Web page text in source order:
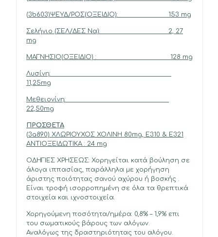
(3b603)ΨΕΥΔ/ΡΟΣ(ΟΞΕΙΔΙΟ): 153 mg
Σελήνιο (ΣΕΛ/ΔΕΣ Να): 2, 27
mg
ΜΑΓΝΗΣΙΟ(ΟΞΕΙΔΙΟ) : 128 mg
Λυσίνη:
11,25mg
Μεθειονίνη:
22,50mg
ΠΡΟΣΘΕΤΑ
(3a890) ΧΛΩΡΙΟΥΧΟΣ ΧΟΛΙΝΗ 80mg, Ε310 & Ε321
ΑΝΤΙΟΞΕΙΔΩΤΙΚΑ : 24 mg
ΟΔΗΓΙΕΣ ΧΡΗΣΕΩΣ: Χορηγείται κατά βούληση σε
άλογα ιππασίας, παράλληλα με χορήγηση
άριστης ποιότητας σανού αχύρου ή βοσκής .
Είναι τροφή ισορροπημένη σε όλα τα θρεπτικά
στοιχεία και ιχνοστοιχεία.
Χορηγούμενη ποσότητα/ημέρα: 0,8% – 1,9% επι
του σωματικούς βάρους των αλόγων.
Αναλόγως της δραστηριότητας του αλόγου.